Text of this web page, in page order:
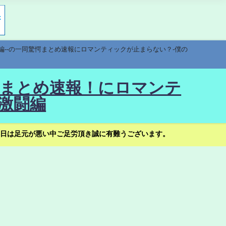
の一同驚愕まとめ速報にロマンティックが止まらない？-僕の
とめ速報！にロマンテ
闘編
足元が悪い中ご足労頂き誠に有難うございます。